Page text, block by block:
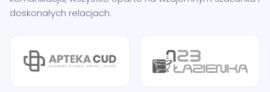
doskonałych relacjach.